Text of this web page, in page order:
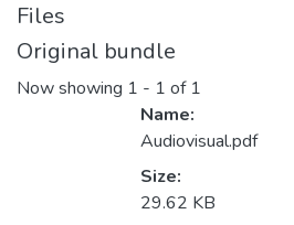
Files
Original bundle
Now showing 1 - 1 of 1
Name:
Audiovisual.pdf
Size:
29.62 KB